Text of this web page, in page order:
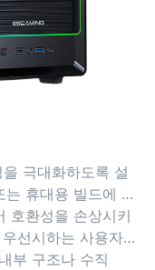
극대화하도록 설
휴대용 빌드에 이
호환성을 손상시키
선시하는 사용자에
부 구조나 수직